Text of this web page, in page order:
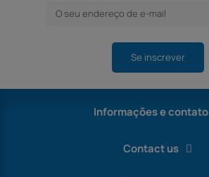
Se inscrever
Informações e contato
Contact us